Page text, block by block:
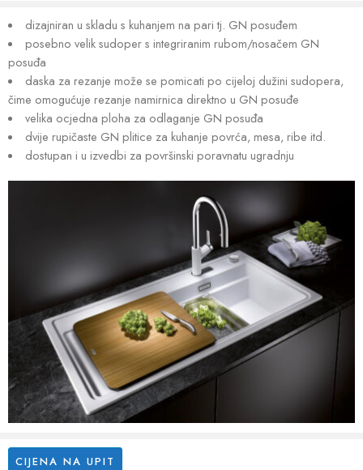
dizajniran u skladu s kuhanjem na pari tj. GN posuđem
posebno velik sudoper s integriranim rubom/nosačem GN
posuđa
daska za rezanje može se pomicati po cijeloj dužini sudopera,
čime omogućuje rezanje namirnica direktno u GN posuđe
velika ocjedna ploha za odlaganje GN posuđa
dvije rupičaste GN plitice za kuhanje povrća, mesa, ribe itd.
dostupan i u izvedbi za površinski poravnatu ugradnju
CIJENA NA UPIT